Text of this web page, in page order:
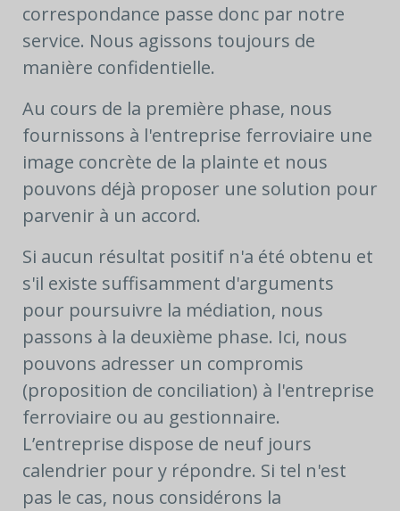
correspondance passe donc par notre
service. Nous agissons toujours de
manière confidentielle.
Au cours de la première phase, nous
fournissons à l'entreprise ferroviaire une
image concrète de la plainte et nous
pouvons déjà proposer une solution pour
parvenir à un accord.
Si aucun résultat positif n'a été obtenu et
s'il existe suffisamment d'arguments
pour poursuivre la médiation, nous
passons à la deuxième phase. Ici, nous
pouvons adresser un compromis
(proposition de conciliation) à l'entreprise
ferroviaire ou au gestionnaire.
L’entreprise dispose de neuf jours
calendrier pour y répondre. Si tel n'est
pas le cas, nous considérons la